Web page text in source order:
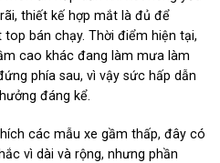
thiết kế hợp mắt là đủ để
bán chạy. Thời điểm hiện tại,
cao khác đang làm mưa làm
phía sau, vì vậy sức hấp dẫn
đáng kể.
các mẫu xe gầm thấp, đây có
vì dài và rộng, nhưng phần